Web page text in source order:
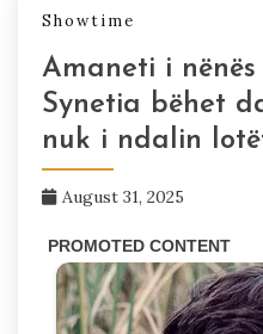
Showtime
Amaneti i nënës
Synetia bëhet
nuk i ndalin
August 31, 2025